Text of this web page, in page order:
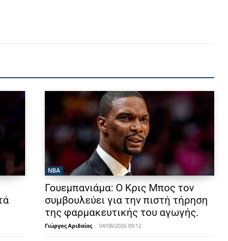
NBA
Γουεμπανιάμα: Ο Κρις Μπος τον
συμβουλεύει για την πιστή τήρηση
της φαρμακευτικής του αγωγής.
Γιώργος Αριδαίας - 04/08/2026 09:12